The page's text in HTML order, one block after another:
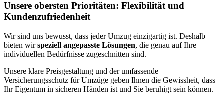
Unsere obersten Prioritäten: Flexibilität und
Kundenzufriedenheit
Wir sind uns bewusst, dass jeder Umzug einzigartig ist. Deshalb
bieten wirspeziell angepasste Lösungen, die genau auf Ihre
individuellen Bedürfnisse zugeschnitten sind.
Unsere klare Preisgestaltung und der umfassende
Versicherungsschutz für Umzüge geben Ihnen die Gewissheit, dass
Ihr Eigentum in sicheren Händen ist und Sie beruhigt sein können.